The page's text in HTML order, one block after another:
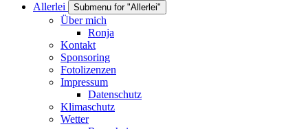
Allerlei
Submenu for "Allerlei"
Über mich
Ronja
Kontakt
Sponsoring
Fotolizenzen
Impressum
Datenschutz
Klimaschutz
Wetter